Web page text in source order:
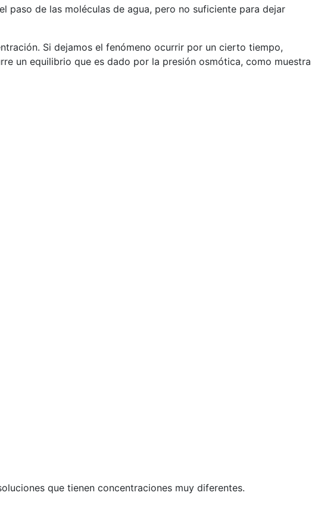
paso de las moléculas de agua, pero no suficiente para dejar
Si dejamos el fenómeno ocurrir por un cierto tiempo,
un equilibrio que es dado por la presión osmótica, como muestra
que tienen concentraciones muy diferentes.